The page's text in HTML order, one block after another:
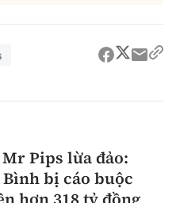
Pips lừa đảo:
bị cáo buộc